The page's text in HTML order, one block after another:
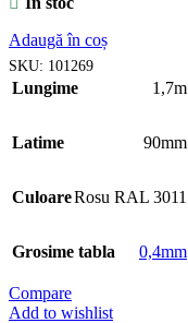
Adaugă în coș
SKU: 101269
Lungime 1,7m
Latime 90mm
CuloareRosu RAL 3011
Grosime tabla 0,4mm
Compare
Add to wishlist